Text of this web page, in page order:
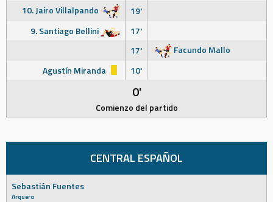
10. Jairo Villalpando
19'
9. Santiago Bellini
17'
17'
Facundo Mallo
Agustín Miranda
10'
0'
Comienzo del partido
CENTRAL ESPAÑOL
Sebastián Fuentes
Arquero